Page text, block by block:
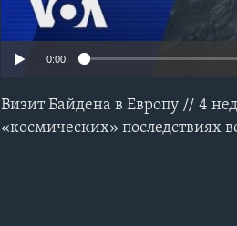
0:00
Визит Байдена в Европу // 4
«космических» последствиях